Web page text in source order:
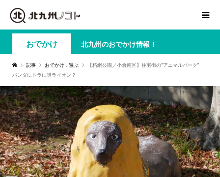
おでかけ 北九州のおでかけ情報！
記事 おでかけ , 遊ぶ
【朽網公園／小倉南区】住宅街の“アニマルパーク”
パンダにトラに謎ライオン？